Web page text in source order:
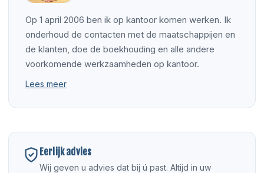
Op 1 april 2006 ben ik op kantoor komen werken. Ik
onderhoud de contacten met de maatschappijen en
de klanten, doe de boekhouding en alle andere
voorkomende werkzaamheden op kantoor.
Lees meer
Eerlijk advies
Wij geven u advies dat bij ú past. Altijd in uw